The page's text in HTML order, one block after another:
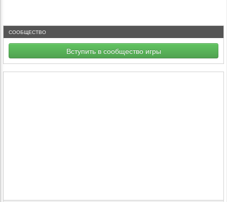
СООБЩЕСТВО
Вступить в сообщество игры